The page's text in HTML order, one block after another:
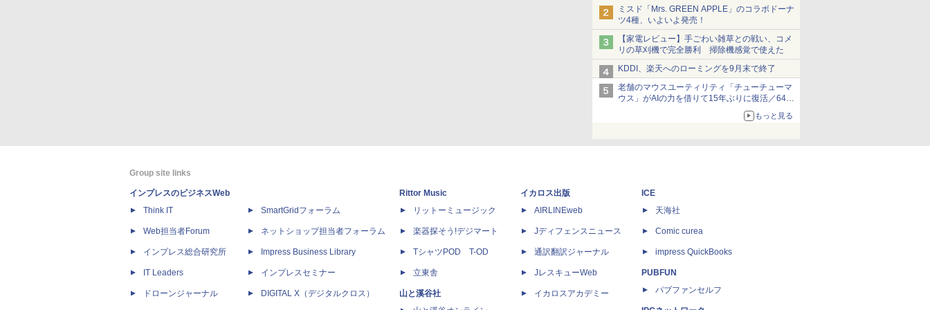
ミスド「Mrs. GREEN APPLE」のコラボドーナ
ツ4種、いよいよ発売！
【家電レビュー】手ごわい雑草との戦い、コメ
リの草刈機で完全勝利 掃除機感覚で使えた
KDDI、楽天へのローミングを9月末で終了
老舗のマウスユーティリティ「チューチューマ
ウス」がAIの力を借りて15年ぶりに復活／64bit
化、Windows 10/11、「Chrome」も走り回
る。復活記念で2026年末まで500円
もっと見る
Group site links
インプレスのビジネスWeb
Think IT
Web担当者Forum
インプレス総合研究所
IT Leaders
ドローンジャーナル
SmartGridフォーラム
ネットショップ担当者フォーラム
Impress Business Library
インプレスセミナー
DIGITAL X（デジタルクロス）
Rittor Music
リットーミュージック
楽器探そう!デジマート
TシャツPOD T-OD
立東舎
山と溪谷社
イカロス出版
AIRLINEweb
Jディフェンスニュース
通訳翻訳ジャーナル
JレスキューWeb
イカロスアカデミー
ICE
天海社
Comic curea
impress QuickBooks
PUBFUN
パブファンセルフ